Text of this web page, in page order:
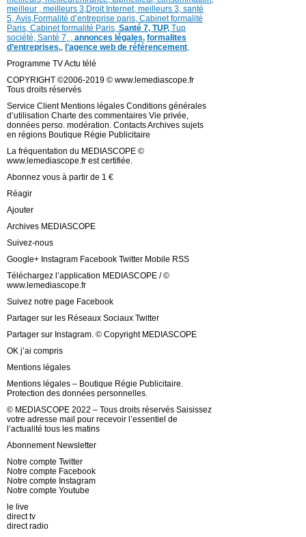
meilleur , meilleurs 3,Droit Internet, meilleurs 3, santé
5, Avis,Formalité d’entreprise paris, Cabinet formalité
Paris, Cabinet formalité Paris, Santé 7, TUP, Tup
société, Santé 7, , annonces légales, formalites
d’entreprises,, l’agence web de référencement,
Programme TV Actu télé
COPYRIGHT ©2006-2019 © www.lemediascope.fr
Tous droits réservés
Service Client Mentions légales Conditions générales
d’utilisation Charte des commentaires Vie privée,
données perso. modération. Contacts Archives sujets
en régions Boutique Régie Publicitaire
La fréquentation du MEDIASCOPE ©
www.lemediascope.fr est certifiée.
Abonnez vous à partir de 1 €
Réagir
Ajouter
Archives MEDIASCOPE
Suivez-nous
Google+ Instagram Facebook Twitter Mobile RSS
Téléchargez l’application MEDIASCOPE / ©
www.lemediascope.fr
Suivez notre page Facebook
Partager sur les Réseaux Sociaux Twitter
Partager sur Instagram. © Copyright MEDIASCOPE
OK j’ai compris
Mentions légales
Mentions légales – Boutique Régie Publicitaire.
Protection des données personnelles.
© MEDIASCOPE 2022 – Tous droits réservés Saisissez
votre adresse mail pour recevoir l’essentiel de
l’actualité tous les matins
Abonnement Newsletter
Notre compte Twitter
Notre compte Facebook
Notre compte Instagram
Notre compte Youtube
le live
direct tv
direct radio